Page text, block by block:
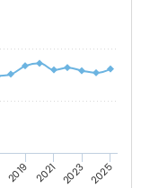
2019 2021 2023 2025